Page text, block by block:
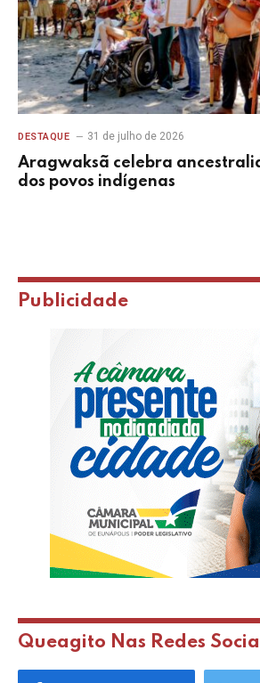
DESTAQUE 31 de julho de 2026
Aragwaksã celebra
dos povos indígenas
Publicidade
Queagito Nas Redes